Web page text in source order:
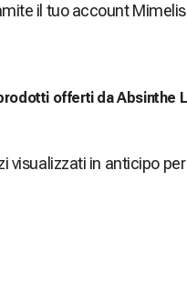
il tuo account
offerti da Absinthe
visualizzati in anticipo